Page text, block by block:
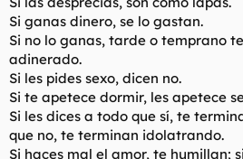
Si ganas dinero, se lo gastan.
Si no lo ganas, tarde o temprano
adinerado.
Si les pides sexo, dicen no.
Si te apetece dormir, les apetece
Si les dices a todo que sí, te
que no, te terminan idolatrando.
Si haces mal el amor, te humillan;